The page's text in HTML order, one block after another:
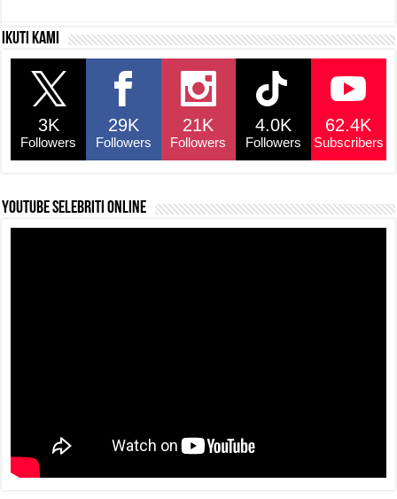
c
e
b
o
o
k
s
p
a
y
Li
n
k
e
Ikuti kami
3K
Followers
29K
Followers
21K
Followers
4.0K
Followers
62.4K
Subscribers
YouTube selebriti online